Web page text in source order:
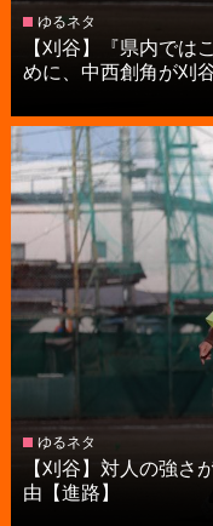
ゆるネタ
【刈谷】『県内では
めに、中西創角が刈
ゆるネタ
【刈谷】対人の強
由【進路】